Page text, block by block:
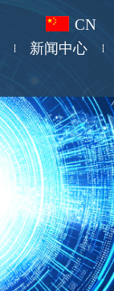
新闻中心
CN